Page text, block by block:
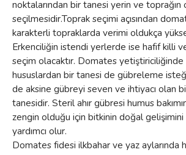
noktalarından bir tanesi yerin ve toprağın
seçilmesidir.Toprak seçimi açısından
karakterli topraklarda verimi oldukça
Erkenciliğin istendi yerlerde ise hafif killi
seçim olacaktır. Domates
hususlardan bir tanesi de gübreleme
de aksine gübreyi seven ve ihtiyacı olan
tanesidir. Steril ahır gübresi humus
zengin olduğu için bitkinin doğal
yardımcı olur.
Domates fidesi ilkbahar ve yaz aylarında